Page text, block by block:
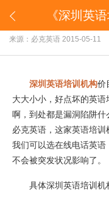
 《深圳英语培训
来源：必克英语 2015-05-11
深圳 英语培训机构价
大大小小，好点坏的英
啊，到处都是漏洞陷阱
必克英语，这家英语培训
我们可以选在线电话英
不会被突发状况影响了。
具体深圳英语培训机